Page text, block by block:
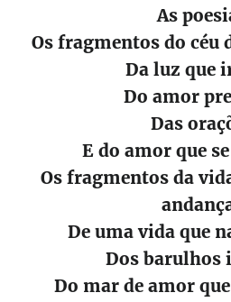
As
Os fragmentos do céu
Da luz que
Do amor
Das
E do amor que
Os fragmentos da
De uma vida que
Dos barulhos
Do mar de amor